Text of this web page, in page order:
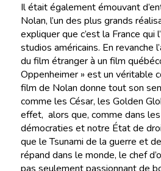
Il était également émouvant
Nolan, l’un des plus grands
expliquer que c’est la France qui
studios américains. En revanche
du film étranger à un film
Oppenheimer » est un véritable
film de Nolan donne tout son
comme les César, les Golden
effet, alors que, comme dans
démocraties et notre État de
que le Tsunami de la guerre et
répand dans le monde, le chef